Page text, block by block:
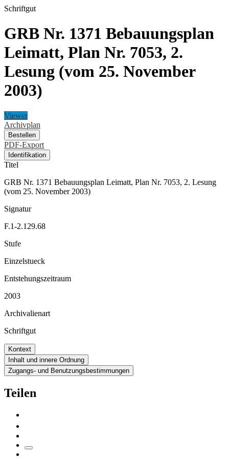
Schriftgut
GRB Nr. 1371 Bebauungsplan
Leimatt, Plan Nr. 7053, 2.
Lesung (vom 25. November
2003)
Viewer
Archivplan
Bestellen
PDF-Export
Identifikation
Titel
GRB Nr. 1371 Bebauungsplan Leimatt, Plan Nr. 7053, 2. Lesung
(vom 25. November 2003)
Signatur
F.1-2.129.68
Stufe
Einzelstueck
Entstehungszeitraum
2003
Archivalienart
Schriftgut
Kontext
Inhalt und innere Ordnung
Zugangs- und Benutzungsbestimmungen
Teilen